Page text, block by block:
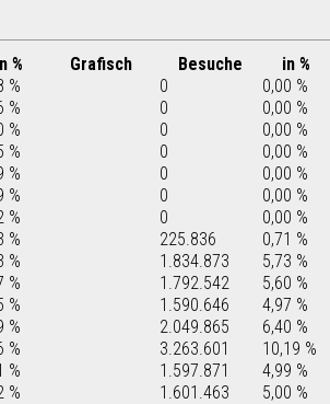
% Grafisch Besuche in %
% 0
0,00 %
% 0
0,00 %
% 0
0,00 %
% 0
0,00 %
% 0
0,00 %
% 0
0,00 %
% 0
0,00 %
% 225.836
0,71 %
% 1.834.873
5,73 %
% 1.792.542
5,60 %
% 1.590.646
4,97 %
% 2.049.865
6,40 %
% 3.263.601
10,19 %
% 1.597.871
4,99 %
% 1.601.463
5,00 %